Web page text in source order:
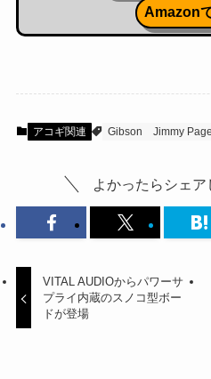
Amazon
アコギ関連 Gibson Jimmy Page
よかったらシェア
VITAL AUDIOからパワーサ
プライ内蔵のスノコ型ボー
ドが登場